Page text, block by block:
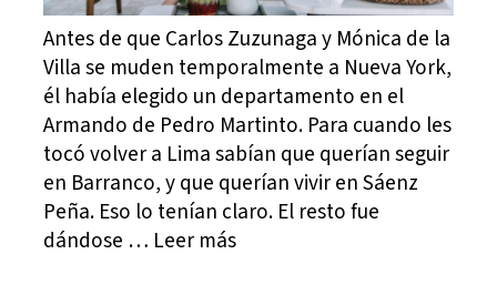
Antes de que Carlos Zuzunaga y Mónica de la
Villa se muden temporalmente a Nueva York,
él había elegido un departamento en el
Armando de Pedro Martinto. Para cuando les
tocó volver a Lima sabían que querían seguir
en Barranco, y que querían vivir en Sáenz
Peña. Eso lo tenían claro. El resto fue
dándose … Leer más